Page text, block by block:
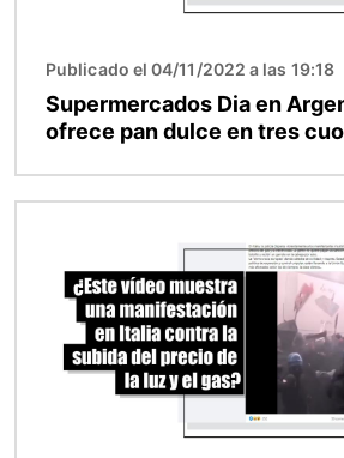
Publicado el 04/11/2022 a las 19:18
Supermercados Dia en
ofrece pan dulce en tres